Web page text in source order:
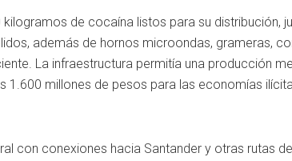
de cocaína listos para su distribución,
además de hornos microondas, grameras,
La infraestructura permitía una producción
millones de pesos para las economías
con conexiones hacia Santander y otras rutas